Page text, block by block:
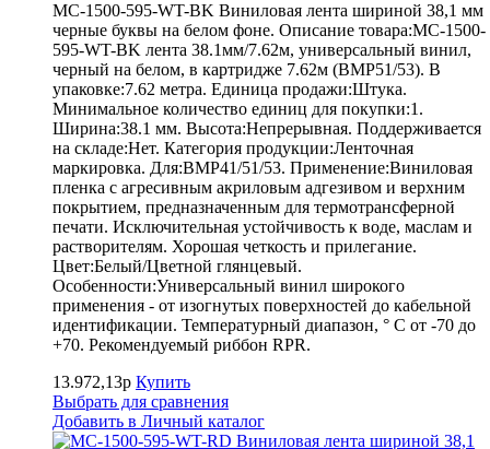
MC-1500-595-WT-BK Виниловая лента шириной 38,1 мм
черные буквы на белом фоне. Описание товара:MC-1500-
595-WT-BK лента 38.1мм/7.62м, универсальный винил,
черный на белом, в картридже 7.62м (BMP51/53). В
упаковке:7.62 метра. Единица продажи:Штука.
Минимальное количество единиц для покупки:1.
Ширина:38.1 мм. Высота:Непрерывная. Поддерживается
на складе:Нет. Категория продукции:Ленточная
маркировка. Для:BMP41/51/53. Применение:Виниловая
пленка с агресивным акриловым адгезивом и верхним
покрытием, предназначенным для термотрансферной
печати. Исключительная устойчивость к воде, маслам и
растворителям. Хорошая четкость и прилегание.
Цвет:Белый/Цветной глянцевый.
Особенности:Универсальный винил широкого
применения - от изогнутых поверхностей до кабельной
идентификации. Температурный диапазон, ° С от -70 до
+70. Рекомендуемый риббон RPR.
13.972,13р Купить
Выбрать для сравнения
Добавить в Личный каталог